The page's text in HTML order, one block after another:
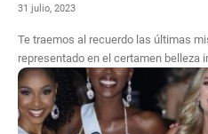
31 julio, 2023
Te traemos al recuerdo las últimas
representado en el certamen belleza